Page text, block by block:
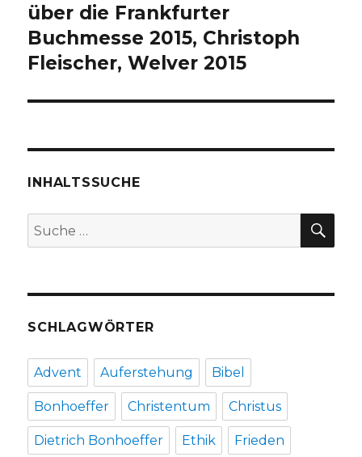
Beitrag:
über die Frankfurter
Buchmesse 2015, Christoph
Fleischer, Welver 2015
INHALTSSUCHE
Suche
nach:
SCHLAGWÖRTER
Advent Auferstehung Bibel
Bonhoeffer Christentum Christus
Dietrich Bonhoeffer Ethik Frieden